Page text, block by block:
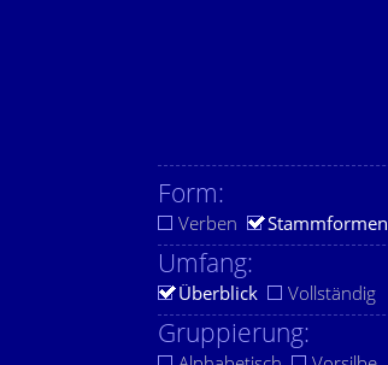
Form:
Verben Stammformen
Umfang:
Überblick Vollständig
Gruppierung: